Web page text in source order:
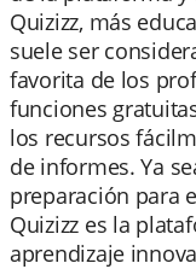
Quizizz, más
suele ser
favorita de los
funciones
los recursos
de informes. Ya
preparación para
Quizizz es la
aprendizaje